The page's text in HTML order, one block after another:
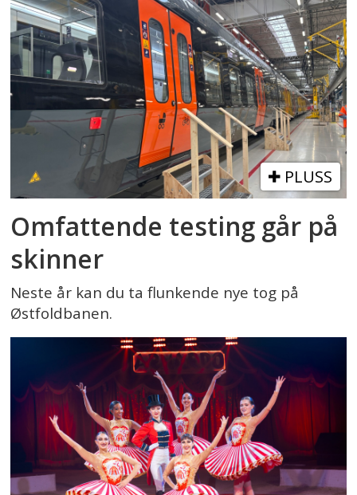
PLUSS
Omfattende testing går på
skinner
Neste år kan du ta flunkende nye tog på
Østfoldbanen.